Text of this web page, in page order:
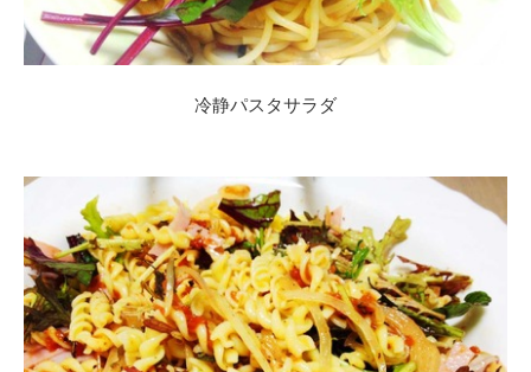
冷静パスタサラダ